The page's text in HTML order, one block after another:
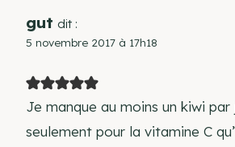
gut dit :
5 novembre 2017 à 17h18
Je manque au moins un kiwi par
seulement pour la vitamine C